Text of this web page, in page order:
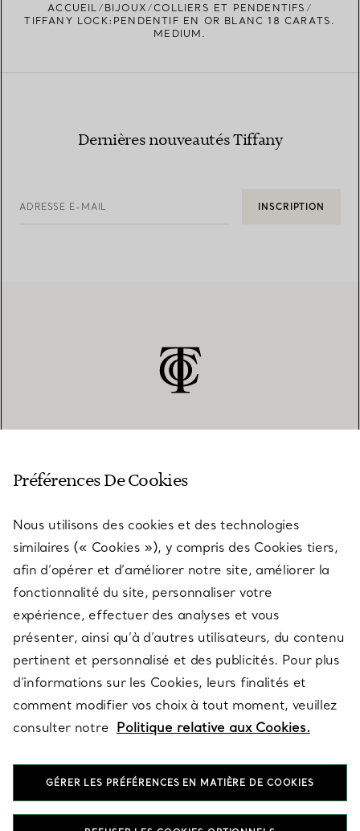
TROUVEZ LA BOUTIQUE LA PLUS PROCHE
ACCUEIL BIJOUX
COLLIERS ET PENDENTIFS
TIFFANY LOCK:PENDENTIF EN OR BLANC 18 CARATS.
MEDIUM.
Dernières nouveautés Tiffany
ADRESSE E-MAIL INSCRIPTION
SERVICES
À PROPOS
QUESTIONS LÉGALES
SUIVEZ-NOUS
Préférences De Cookies
Nous utilisons des cookies et des technologies
similaires (« Cookies »), y compris des Cookies tiers,
afin d’opérer et d’améliorer notre site, améliorer la
fonctionnalité du site, personnaliser votre
expérience, effectuer des analyses et vous
présenter, ainsi qu’à d’autres utilisateurs, du contenu
pertinent et personnalisé et des publicités. Pour plus
d’informations sur les Cookies, leurs finalités et
comment modifier vos choix à tout moment, veuillez
consulter notre Politique relative aux Cookies.
GÉRER LES PRÉFÉRENCES EN MATIÈRE DE COOKIES